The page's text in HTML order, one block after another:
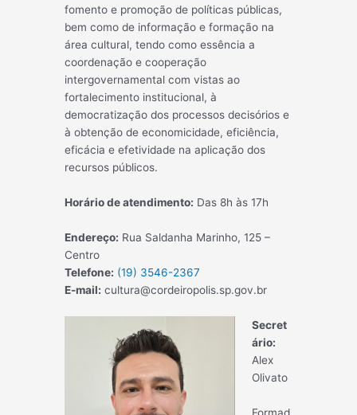
fomento e promoção de políticas públicas,
bem como de informação e formação na
área cultural, tendo como essência a
coordenação e cooperação
intergovernamental com vistas ao
fortalecimento institucional, à
democratização dos processos decisórios e
à obtenção de economicidade, eficiência,
eficácia e efetividade na aplicação dos
recursos públicos.
Horário de atendimento: Das 8h às 17h
Endereço: Rua Saldanha Marinho, 125 –
Centro
Telefone: (19) 3546-2367
E-mail: cultura@cordeiropolis.sp.gov.br
Secret
ário:
Alex
Olivato